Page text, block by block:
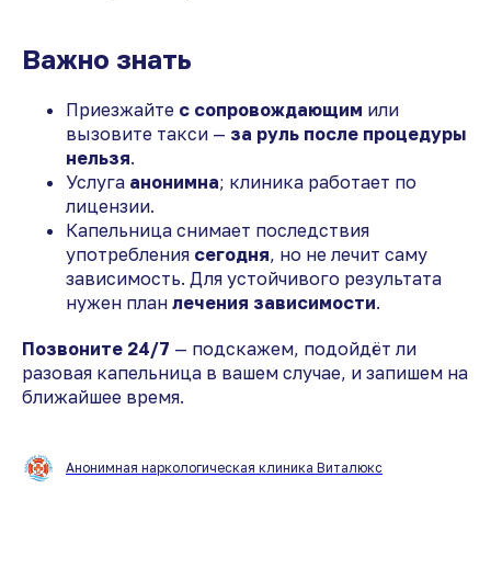
Важно знать
Приезжайте с сопровождающим или
вызовите такси — за руль после процедуры
нельзя.
Услуга анонимна; клиника работает по
лицензии.
Капельница снимает последствия
употребления сегодня, но не лечит саму
зависимость. Для устойчивого результата
нужен план лечения зависимости.
Позвоните 24/7 — подскажем, подойдёт ли
разовая капельница в вашем случае, и запишем на
ближайшее время.
Анонимная наркологическая клиника Виталюкс